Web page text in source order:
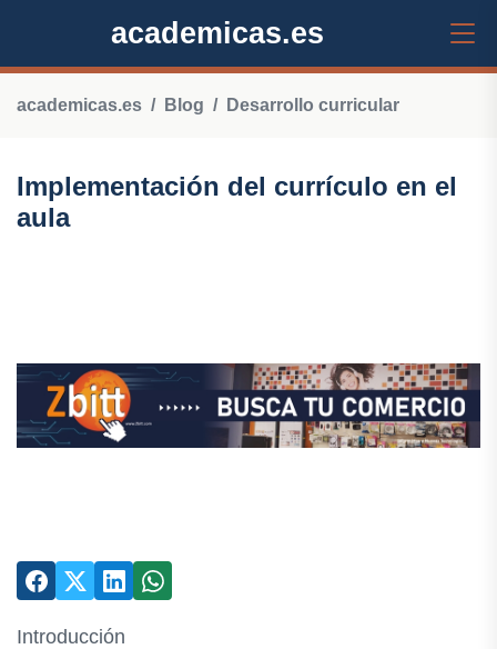
academicas.es
academicas.es Blog Desarrollo curricular
Implementación del currículo en el
aula
Introducción